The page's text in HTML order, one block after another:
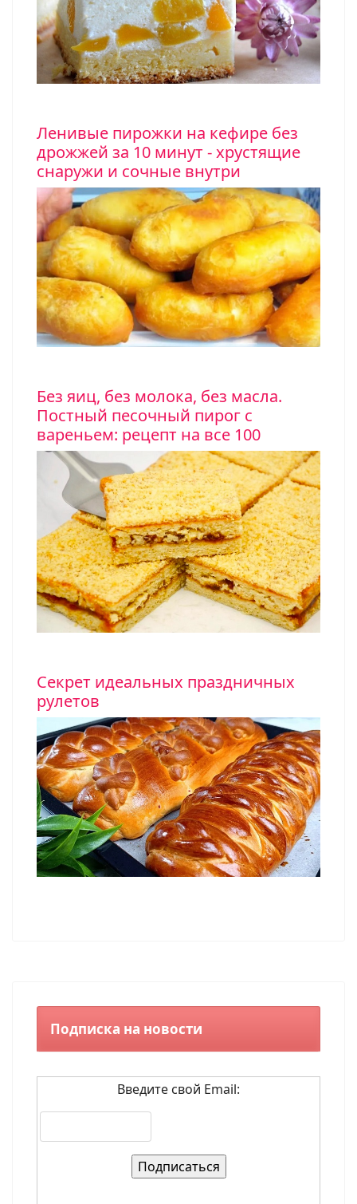
Ленивые пирожки на кефире без
дрожжей за 10 минут - хрустящие
снаружи и сочные внутри
Без яиц, без молока, без масла.
Постный песочный пирог с
вареньем: рецепт на все 100
Секрет идеальных праздничных
рулетов
Подписка на новости
Введите свой Email: